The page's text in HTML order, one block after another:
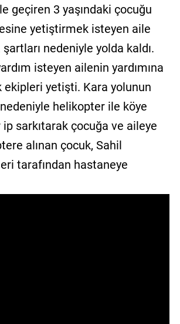
geçiren 3 yaşındaki çocuğu
yetiştirmek isteyen aile
nedeniyle yolda kaldı.
isteyen ailenin yardımına
ekipleri yetişti. Kara yolunun
nedeniyle helikopter ile köye
sarkıtarak çocuğa ve aileye
alınan çocuk, Sahil
tarafından hastaneye